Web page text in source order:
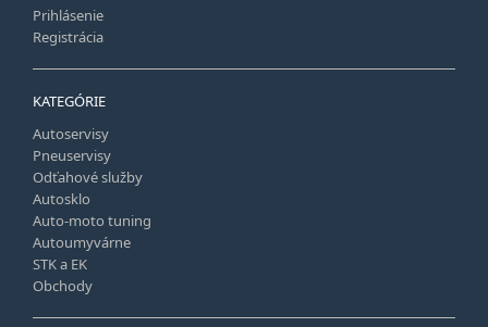
Prihlásenie
Registrácia
KATEGÓRIE
Autoservisy
Pneuservisy
Odťahové služby
Autosklo
Auto-moto tuning
Autoumyvárne
STK a EK
Obchody